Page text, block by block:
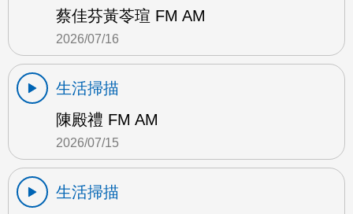
蔡佳芬黃苓瑄 FM AM
2026/07/16
生活掃描
陳殿禮 FM AM
2026/07/15
生活掃描